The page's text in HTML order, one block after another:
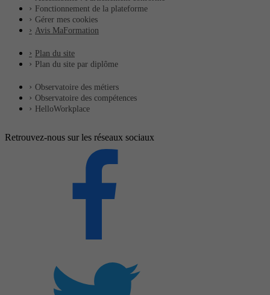
Fonctionnement de la plateforme
Gérer mes cookies
Avis MaFormation
Plan du site
Plan du site par diplôme
Observatoire des métiers
Observatoire des compétences
HelloWorkplace
Retrouvez-nous sur les réseaux sociaux